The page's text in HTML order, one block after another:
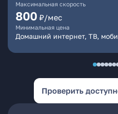
Максимальная скорость
800 ₽/мес
Минимальная цена
Домашний интернет, ТВ,
Проверить